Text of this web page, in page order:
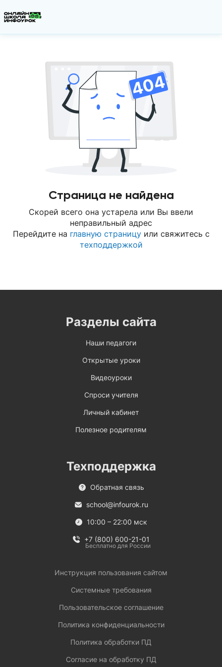
Страница не найдена
Скорей всего она устарела или Вы ввели
неправильный адрес
Перейдите на главную страницу или свяжитесь с
техподдержкой
Разделы сайта
Наши педагоги
Открытые уроки
Видеоуроки
Спроси учителя
Личный кабинет
Полезное родителям
Техподдержка
Обратная связь
school@infourok.ru
10:00 – 22:00 мск
+7 (800) 600-21-01
Бесплатно для России
Инструкция пользования сайтом
Системные требования
Пользовательское соглашение
Политика конфиденциальности
Политика обработки ПД
Согласие на обработку ПД